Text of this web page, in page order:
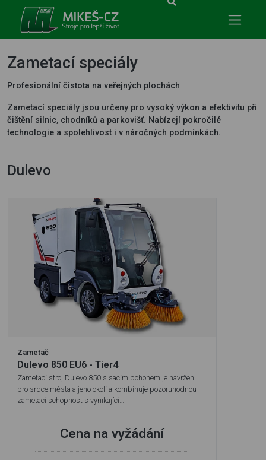
Zametací speciály
Profesionální čistota na veřejných plochách
Zametací speciály jsou určeny pro vysoký výkon a efektivitu při
čištění silnic, chodníků a parkovišť. Nabízejí pokročilé
technologie a spolehlivost i v náročných podmínkách.
Dulevo
Zametač
Dulevo 850 EU6 - Tier4
Zametací stroj Dulevo 850 s sacím pohonem je navržen
pro srdce města a jeho okolí a kombinuje pozoruhodnou
zametací schopnost s vynikající…
Cena na vyžádání